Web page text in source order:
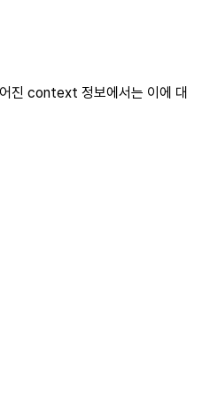
어진 context 정보에서는 이에 대